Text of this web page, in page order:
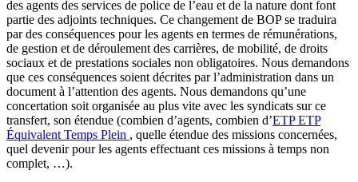
des agents des services de police de l’eau et de la nature dont font
partie des adjoints techniques. Ce changement de BOP se traduira
par des conséquences pour les agents en termes de rémunérations,
de gestion et de déroulement des carrières, de mobilité, de droits
sociaux et de prestations sociales non obligatoires. Nous demandons
que ces conséquences soient décrites par l’administration dans un
document à l’attention des agents. Nous demandons qu’une
concertation soit organisée au plus vite avec les syndicats sur ce
transfert, son étendue (combien d’agents, combien d’ETP ETP
Équivalent Temps Plein , quelle étendue des missions concernées,
quel devenir pour les agents effectuant ces missions à temps non
complet, …).